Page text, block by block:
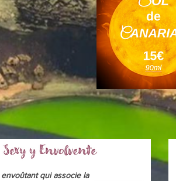
qui associe la